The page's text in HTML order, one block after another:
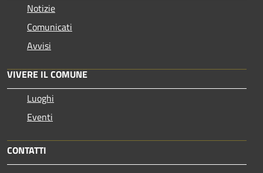
Notizie
Comunicati
Avvisi
VIVERE IL COMUNE
Luoghi
Eventi
CONTATTI